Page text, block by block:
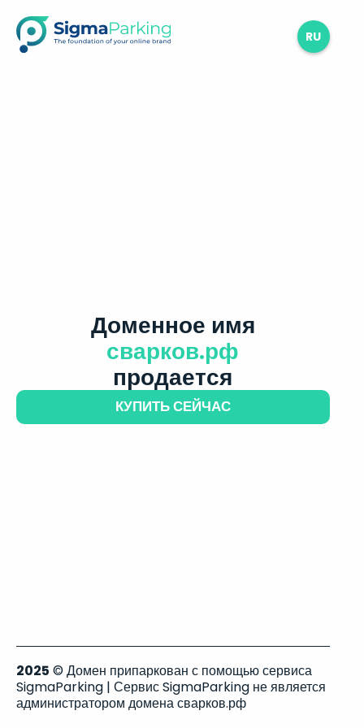
RU
Доменное имя
сварков.рф
продается
КУПИТЬ СЕЙЧАС
2025 © Домен припаркован с помощью сервиса
SigmaParking | Сервис SigmaParking не является
администратором домена сварков.рф